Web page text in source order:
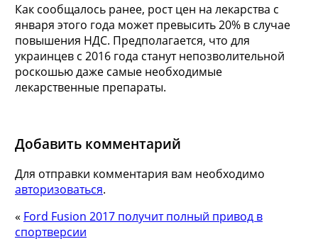
Как сообщалось ранее, рост цен на лекарства с
января этого года может превысить 20% в случае
повышения НДС. Предполагается, что для
украинцев с 2016 года станут непозволительной
роскошью даже самые необходимые
лекарственные препараты.
Добавить комментарий
Для отправки комментария вам необходимо
авторизоваться.
« Ford Fusion 2017 получит полный привод в
спортверсии